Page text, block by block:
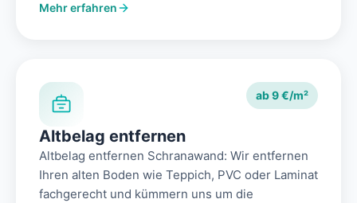
Mehr erfahren
ab 9 €/m²
Altbelag entfernen
Altbelag entfernen Schranawand: Wir entfernen
Ihren alten Boden wie Teppich, PVC oder Laminat
fachgerecht und kümmern uns um die